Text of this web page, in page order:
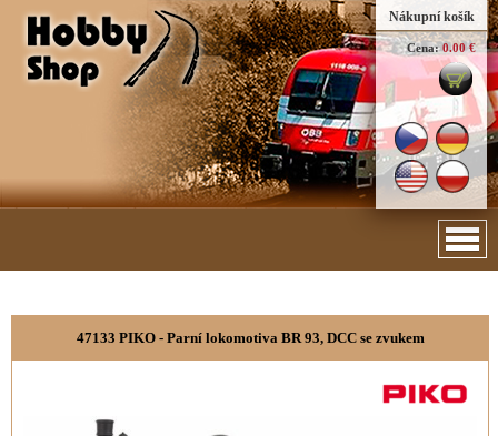
Nákupní košík
Cena: 0.00 €
47133 PIKO - Parní lokomotiva BR 93, DCC se zvukem